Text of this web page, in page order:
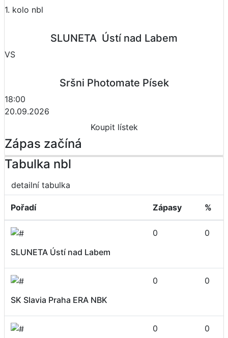
1. kolo nbl
SLUNETA  Ústí nad Labem
VS
Sršni Photomate Písek
18:00
20.09.2026
Koupit lístek
Zápas začíná
Tabulka nbl
detailní tabulka
Pořadí Zápasy %
SLUNETA Ústí nad Labem
0 0
SK Slavia Praha ERA NBK
0 0
0 0